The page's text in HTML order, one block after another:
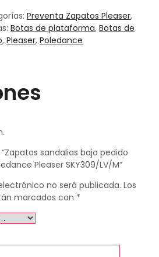
Preventa Zapatos Pleaser,
Botas de plataforma, Botas de
, Pleaser, Poledance
sandalias bajo pedido
Pleaser SKY309/LV/M”
no será publicada. Los
marcados con *